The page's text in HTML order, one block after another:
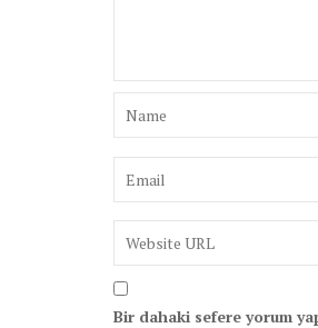
Bir dahaki sefere yorum